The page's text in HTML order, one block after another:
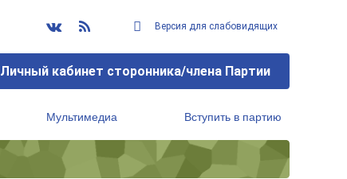
Версия для слабовидящих
Личный кабинет сторонника/члена Партии
Мультимедиа Вступить в партию